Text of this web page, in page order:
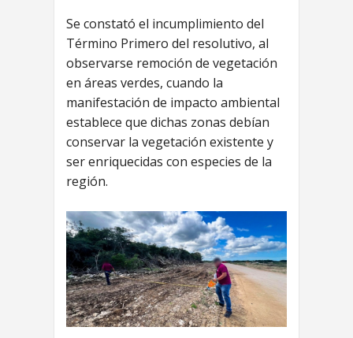
Se constató el incumplimiento del
Término Primero del resolutivo, al
observarse remoción de vegetación
en áreas verdes, cuando la
manifestación de impacto ambiental
establece que dichas zonas debían
conservar la vegetación existente y
ser enriquecidas con especies de la
región.